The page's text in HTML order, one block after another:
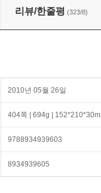
리뷰/한줄평 (323/8)
2010년 05월 26일
404쪽 | 694g |
9788934939603
8934939605